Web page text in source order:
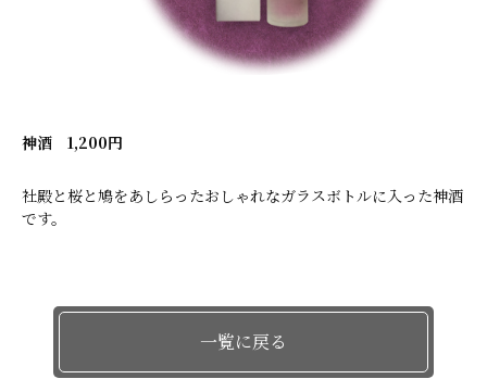
神酒 1,200円
社殿と桜と鳩をあしらったおしゃれなガラスボトルに入った神酒
です。
一覧に戻る